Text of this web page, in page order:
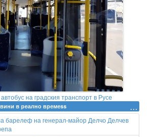
на градския транспорт в Русе
в реално времеss
барелеф на генерал-майор Делчо Делчев